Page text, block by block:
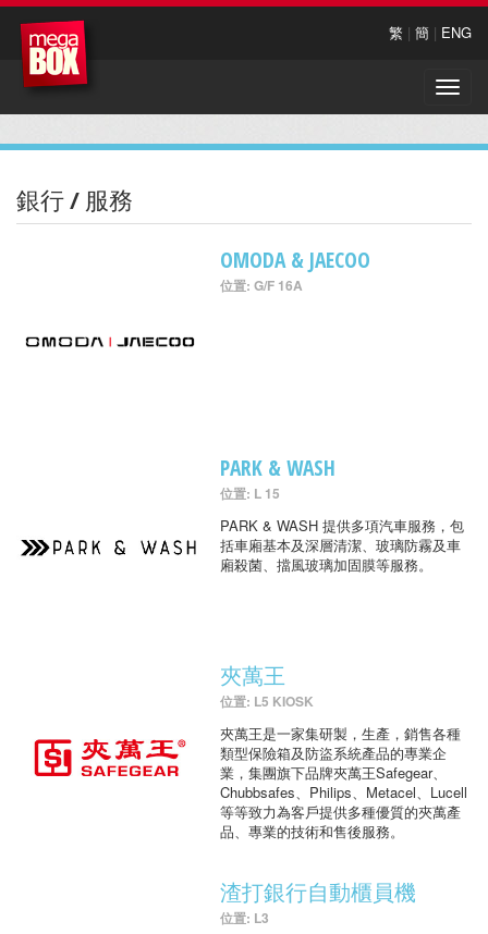
繁 | 簡 | ENG
Toggle
銀行 / 服務
OMODA & JAECOO
位置: G/F 16A
PARK & WASH
位置: L 15
PARK & WASH 提供多項汽車服務，包
括車廂基本及深層清潔、玻璃防霧及車
廂殺菌、擋風玻璃加固膜等服務。
夾萬王
位置: L5 KIOSK
夾萬王是一家集研製，生產，銷售各種
類型保險箱及防盜系統產品的專業企
業，集團旗下品牌夾萬王Safegear、
Chubbsafes、Philips、Metacel、Lucell
等等致力為客戶提供多種優質的夾萬產
品、專業的技術和售後服務。
渣打銀行自動櫃員機
位置: L3